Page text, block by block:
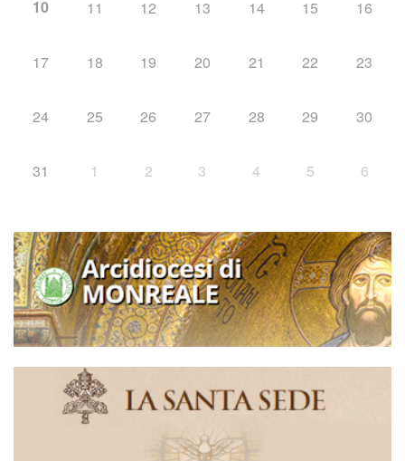
10 11 12 13 14 15 16
17 18 19 20 21 22 23
24 25 26 27 28 29 30
31 1 2 3 4 5 6